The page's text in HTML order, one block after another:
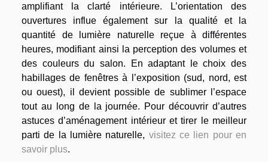
amplifiant la clarté intérieure. L’orientation des
ouvertures influe également sur la qualité et la
quantité de lumière naturelle reçue à différentes
heures, modifiant ainsi la perception des volumes et
des couleurs du salon. En adaptant le choix des
habillages de fenêtres à l’exposition (sud, nord, est
ou ouest), il devient possible de sublimer l’espace
tout au long de la journée. Pour découvrir d’autres
astuces d’aménagement intérieur et tirer le meilleur
parti de la lumière naturelle, visitez ce lien pour en
savoir plus.